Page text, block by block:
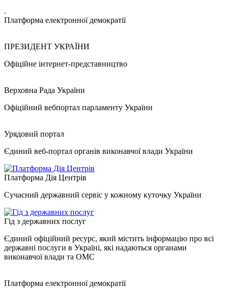
.
Платформа електронної демократії
ПРЕЗИДЕНТ УКРАЇНИ
Офіційне інтернет-представництво
Верховна Рада України
Офіційний вебпортал парламенту України
Урядовий портал
Єдиний веб-портал органів виконавчої влади України
Платформа Дія Центрів
Сучасний державний сервіс у кожному куточку України
Гід з державних послуг
Єдиний офіційний ресурс, який містить інформацію про всі
державні послуги в Україні, які надаються органами
виконавчої влади та ОМС
Платформа електронної демократії